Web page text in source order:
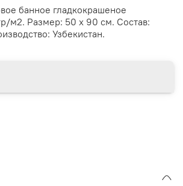
банное гладкокрашеное
м2. Размер: 50 х 90 см. Состав:
Узбекистан.